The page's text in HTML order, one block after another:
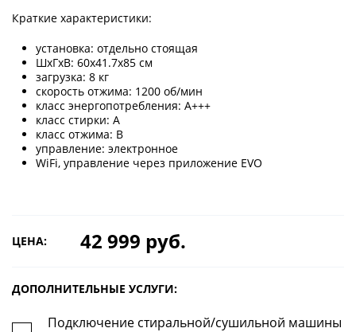
Краткие характеристики:
установка: отдельно стоящая
ШхГхВ: 60х41.7х85 см
загрузка: 8 кг
скорость отжима: 1200 об/мин
класс энергопотребления: A+++
класс стирки: A
класс отжима: B
управление: электронное
WiFi, управление через приложение EVO
ЦЕНА: 42 999 руб.
ДОПОЛНИТЕЛЬНЫЕ УСЛУГИ:
Подключение стиральной/сушильной машины